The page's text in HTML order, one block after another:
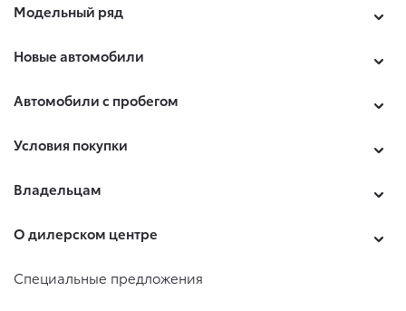
Модельный ряд
Новые автомобили
Автомобили с пробегом
Условия покупки
Владельцам
О дилерском центре
Специальные предложения